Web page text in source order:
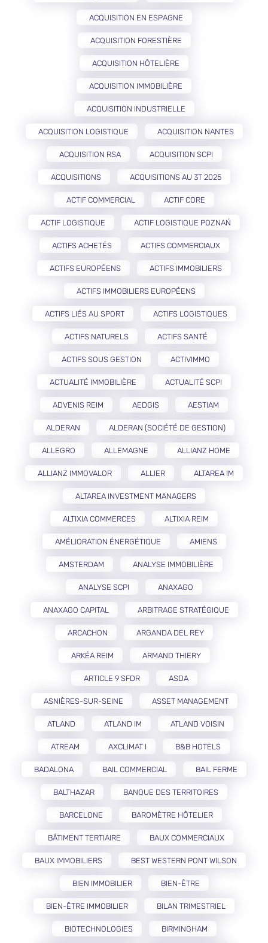
ACQUISITION EN ESPAGNE
ACQUISITION FORESTIÈRE
ACQUISITION HÔTELIÈRE
ACQUISITION IMMOBILIÈRE
ACQUISITION INDUSTRIELLE
ACQUISITION LOGISTIQUE ACQUISITION NANTES
ACQUISITION RSA ACQUISITION SCPI
ACQUISITIONS ACQUISITIONS AU 3T 2025
ACTIF COMMERCIAL ACTIF CORE
ACTIF LOGISTIQUE ACTIF LOGISTIQUE POZNAŃ
ACTIFS ACHETÉS ACTIFS COMMERCIAUX
ACTIFS EUROPÉENS ACTIFS IMMOBILIERS
ACTIFS IMMOBILIERS EUROPÉENS
ACTIFS LIÉS AU SPORT ACTIFS LOGISTIQUES
ACTIFS NATURELS ACTIFS SANTÉ
ACTIFS SOUS GESTION ACTIVIMMO
ACTUALITÉ IMMOBILIÈRE ACTUALITÉ SCPI
ADVENIS REIM AEDGIS AESTIAM
ALDERAN ALDERAN (SOCIÉTÉ DE GESTION)
ALLEGRO ALLEMAGNE ALLIANZ HOME
ALLIANZ IMMOVALOR ALLIER ALTAREA IM
ALTAREA INVESTMENT MANAGERS
ALTIXIA COMMERCES ALTIXIA REIM
AMÉLIORATION ÉNERGÉTIQUE AMIENS
AMSTERDAM ANALYSE IMMOBILIÈRE
ANALYSE SCPI ANAXAGO
ANAXAGO CAPITAL ARBITRAGE STRATÉGIQUE
ARCACHON ARGANDA DEL REY
ARKÉA REIM ARMAND THIERY
ARTICLE 9 SFDR ASDA
ASNIÈRES-SUR-SEINE ASSET MANAGEMENT
ATLAND ATLAND IM ATLAND VOISIN
ATREAM AXCLIMAT I B&B HOTELS
BADALONA BAIL COMMERCIAL BAIL FERME
BALTHAZAR BANQUE DES TERRITOIRES
BARCELONE BAROMÈTRE HÔTELIER
BÂTIMENT TERTIAIRE BAUX COMMERCIAUX
BAUX IMMOBILIERS BEST WESTERN PONT WILSON
BIEN IMMOBILIER BIEN-ÊTRE
BIEN-ÊTRE IMMOBILIER BILAN TRIMESTRIEL
BIOTECHNOLOGIES BIRMINGHAM